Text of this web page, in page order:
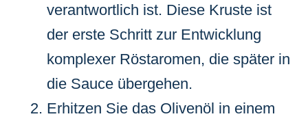
verantwortlich ist. Diese Kruste ist
der erste Schritt zur Entwicklung
komplexer Röstaromen, die später in
die Sauce übergehen.
Erhitzen Sie das Olivenöl in einem